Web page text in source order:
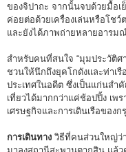
ของจิปาถะ จากนั้นจบด้วยมื้อเ
ค่อยต่อด้วยเครื่องเล่นหรือโช
และยังได้ภาพถ่ายหลายอารม
สำหรับคนที่สนใจ “มุมประวัติศ
ชวนให้นึกถึงยุคโกดังและท่าเรื
ประเทศในอดีต ซึ่งเป็นแก่นสำ
เที่ยวได้มากกว่าแค่ช้อปปิ้ง เพ
เศรษฐกิจและการเดินเรือของ
การเดินทาง วิธีที่คนส่วนใหญ่ว่